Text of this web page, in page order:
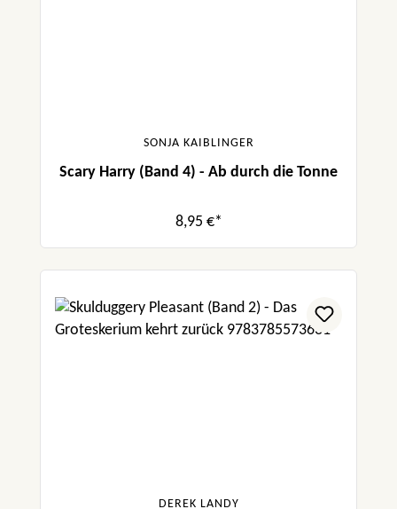
SONJA KAIBLINGER
Scary Harry (Band 4) - Ab durch die Tonne
8,95 €*
DEREK LANDY